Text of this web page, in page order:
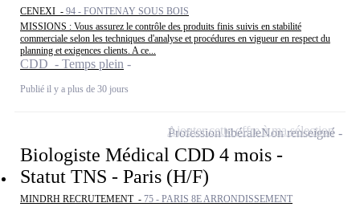
CENEXI - 94 - FONTENAY SOUS BOIS
MISSIONS : Vous assurez le contrôle des produits finis suivis en stabilité
commerciale selon les techniques d'analyse et procédures en vigueur en respect du
planning et exigences clients. A ce...
CDD - Temps plein
Publié il y a plus de 30 jours
Biologiste Médical CDD 4 mois -
Statut TNS - Paris (H/F)
MINDRH RECRUTEMENT - 75 - PARIS 8E ARRONDISSEMENT
Profession libéraleNon renseigné
Ajouter cette offre à ma sélection